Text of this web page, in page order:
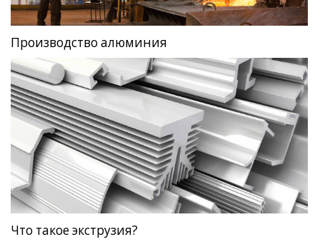
Производство алюминия
Что такое экструзия?